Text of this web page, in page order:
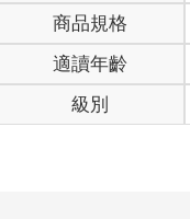
商品規格
適讀年齡
級別